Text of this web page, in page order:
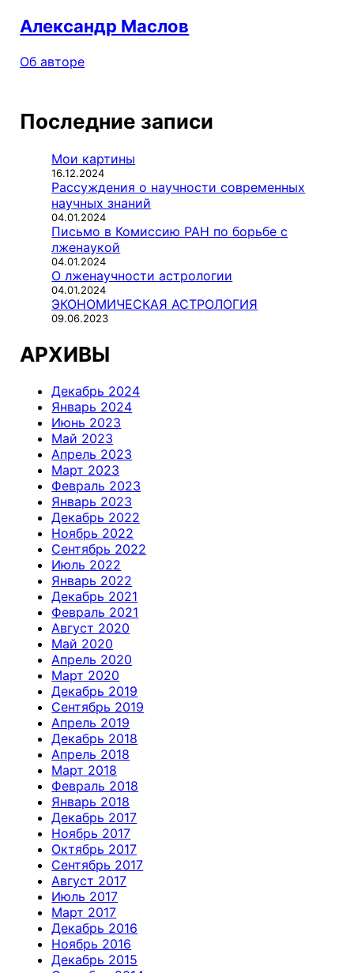
Александр Маслов
Об авторе
Последние записи
Мои картины
16.12.2024
Рассуждения о научности современных
научных знаний
04.01.2024
Письмо в Комиссию РАН по борьбе с
лженаукой
04.01.2024
О лженаучности астрологии
04.01.2024
ЭКОНОМИЧЕСКАЯ АСТРОЛОГИЯ
09.06.2023
АРХИВЫ
Декабрь 2024
Январь 2024
Июнь 2023
Май 2023
Апрель 2023
Март 2023
Февраль 2023
Январь 2023
Декабрь 2022
Ноябрь 2022
Сентябрь 2022
Июль 2022
Январь 2022
Декабрь 2021
Февраль 2021
Август 2020
Май 2020
Апрель 2020
Март 2020
Декабрь 2019
Сентябрь 2019
Апрель 2019
Декабрь 2018
Апрель 2018
Март 2018
Февраль 2018
Январь 2018
Декабрь 2017
Ноябрь 2017
Октябрь 2017
Сентябрь 2017
Август 2017
Июль 2017
Март 2017
Декабрь 2016
Ноябрь 2016
Декабрь 2015